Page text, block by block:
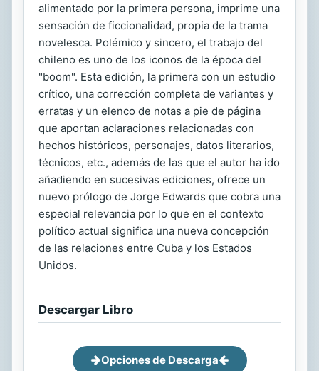
alimentado por la primera persona, imprime una
sensación de ficcionalidad, propia de la trama
novelesca. Polémico y sincero, el trabajo del
chileno es uno de los iconos de la época del
"boom". Esta edición, la primera con un estudio
crítico, una corrección completa de variantes y
erratas y un elenco de notas a pie de página
que aportan aclaraciones relacionadas con
hechos históricos, personajes, datos literarios,
técnicos, etc., además de las que el autor ha ido
añadiendo en sucesivas ediciones, ofrece un
nuevo prólogo de Jorge Edwards que cobra una
especial relevancia por lo que en el contexto
político actual significa una nueva concepción
de las relaciones entre Cuba y los Estados
Unidos.
Descargar Libro
Opciones de Descarga